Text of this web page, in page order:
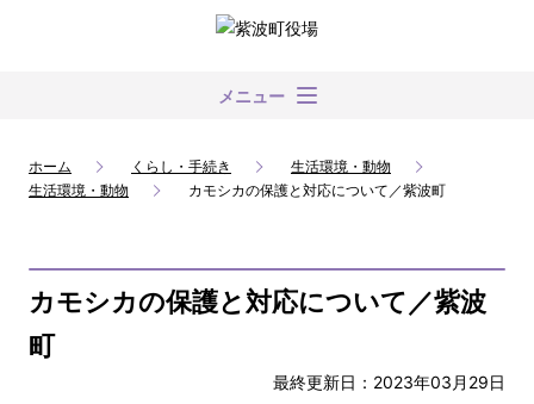
メニュー
ホーム くらし・手続き
生活環境・動物
生活環境・動物
カモシカの保護と対応について／紫波町
カモシカの保護と対応について／紫波
町
最終更新日：2023年03月29日